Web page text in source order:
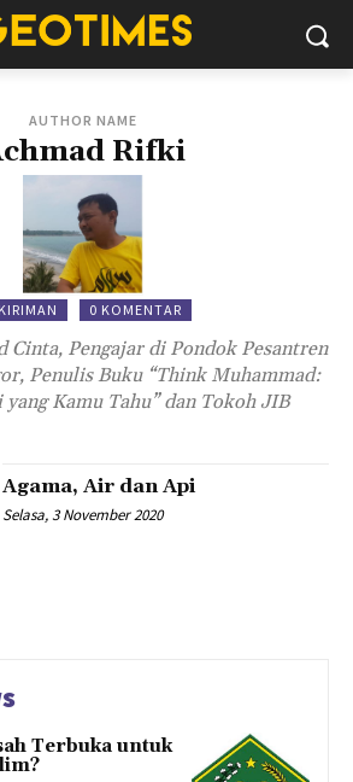
AUTHOR NAME
Rifki
0 KOMENTAR
Cinta, Pengajar di Pondok Pesantren
Penulis Buku “Think Muhammad:
Kamu Tahu” dan Tokoh JIB
Agama, Air dan Api
Selasa, 3 November 2020
Terbuka untuk